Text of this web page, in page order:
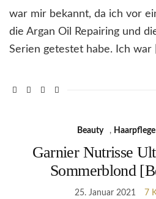
war mir bekannt, da ich vor
die Argan Oil Repairing und
Serien getestet habe. Ich war
Beauty , Haarpflege
Garnier Nutrisse
Sommerblond
25. Januar 2021 7